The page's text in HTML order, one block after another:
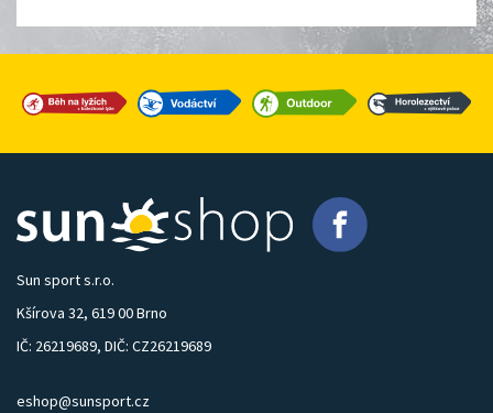
Sun sport s.r.o.
Kšírova 32, 619 00 Brno
IČ: 26219689, DIČ: CZ26219689
eshop@sunsport.cz